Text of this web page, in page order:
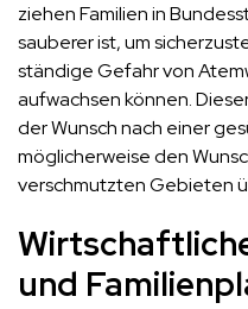
ziehen Familien in
sauberer ist, um
ständige Gefahr von
aufwachsen können.
der Wunsch nach einer
möglicherweise den
verschmutzten Gebieten
und